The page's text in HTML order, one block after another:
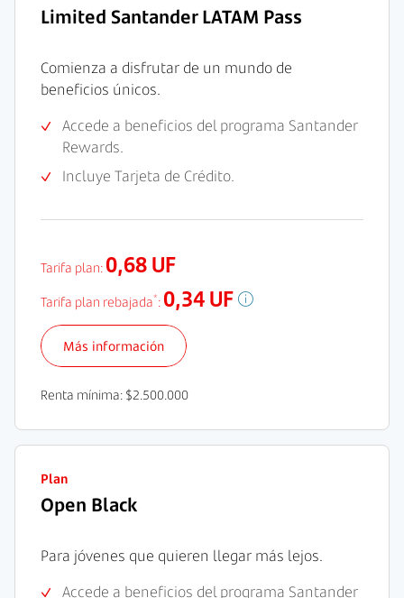
Limited Santander LATAM Pass
Comienza a disfrutar de un mundo de
beneficios únicos.
Accede a beneficios del programa Santander
Rewards.
Incluye Tarjeta de Crédito.
Tarifa plan:0,68 UF
Tarifa plan rebajada*:0,34 UF
Más información
Renta mínima: $2.500.000
Plan
Open Black
Para jóvenes que quieren llegar más lejos.
Accede a beneficios del programa Santander